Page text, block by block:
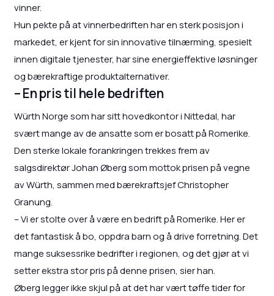
vinner.
Hun pekte på at vinnerbedriften har en sterk posisjon i
markedet, er kjent for sin innovative tilnærming, spesielt
innen digitale tjenester, har sine energieffektive løsninger
og bærekraftige produktalternativer.
– En pris til hele bedriften
Würth Norge som har sitt hovedkontor i Nittedal, har
svært mange av de ansatte som er bosatt på Romerike.
Den sterke lokale forankringen trekkes frem av
salgsdirektør Johan Øberg som mottok prisen på vegne
av Würth, sammen med bærekraftsjef Christopher
Granung.
– Vi er stolte over å være en bedrift på Romerike. Her er
det fantastisk å bo, oppdra barn og å drive forretning. Det
mange suksessrike bedrifter i regionen, og det gjør at vi
setter ekstra stor pris på denne prisen, sier han.
Øberg legger ikke skjul på at det har vært tøffe tider for